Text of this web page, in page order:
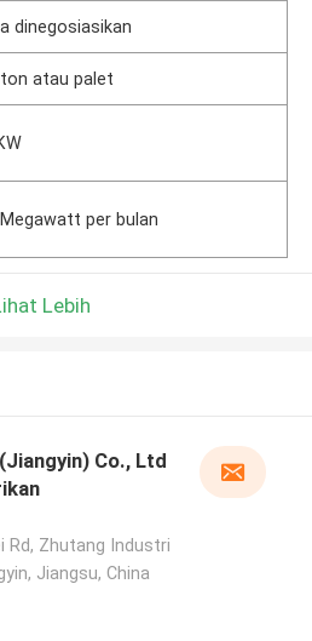
dinegosiasikan
atau palet
per bulan
Lebih
Co., Ltd
Rd, Zhutang Industri
Jiangsu, China